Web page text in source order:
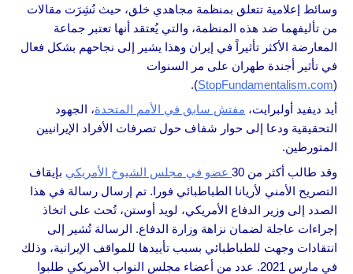
وسائط إعلامية تتعلق بمنظمة مجاهدي خلق، حيث نُشِرَت مقالات
من تأليفهما ضد هذه المنظمة، والتي يُعتقد أنها تعتبر جماعة
المعارضة الأكثر تأثيراً في إيران وهذا يشير إلى نجاحهم بشكل فعال
في تأثير أجندة طهران على مر السنوات
(
StopFundamentalism.com
).
أيد ديفيد أولبرايت، مفتش سابق في الأمم المتحدة، الجهود
التحقيقية ودعا إلى حوار شفاف حول تصرفات الأفراد الإيرانيين
المتورطين.
وقد طالب أكثر من 30
عضو في مجلس الشيوخ الأمريكي بإيقاف
التصريح الأمني لأريانا الطباطبائي فورا. تم إرسال رسالة في هذا
الصدد إلى وزير الدفاع الأمريكي، لويد أوستن، تُحث على اتخاذ
إجراءات عاجلة لضمان نزاهة وزارة الدفاع. الرسالة تُشير إلى
انتقادات وجهت للطباطبائي بسبب تأييدها للمواقف الإيرانية، وذلك
في مارس 2021. عدد من أعضاء مجلس النواب الأمريكي طلبوا